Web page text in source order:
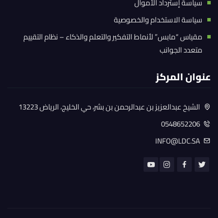
سياسة الاستخدام والخصوصية
مقياس “مابس” لأنماط التفكير والتعلم والذكاء – نظام التقييم
متعدد الجوانب
عنوان المركز
الشيخ عبدالعزيز بن عبدالرحمن بن بشر، حي الخليج، الرياض 13223
0548652206
INFO@LDC.SA